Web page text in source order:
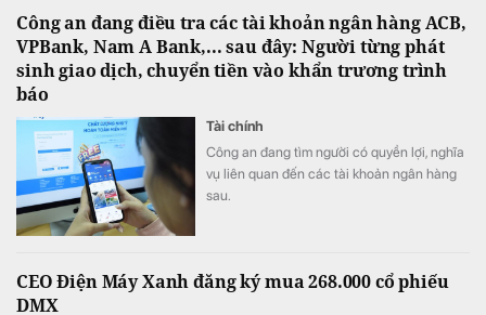
Công an đang điều tra các tài khoản ngân hàng ACB,
VPBank, Nam A Bank,... sau đây: Người từng phát
sinh giao dịch, chuyển tiền vào khẩn trương trình
báo
Tài chính
Công an đang tìm người có quyền lợi, nghĩa
vụ liên quan đến các tài khoản ngân hàng
sau.
CEO Điện Máy Xanh đăng ký mua 268.000 cổ phiếu
DMX